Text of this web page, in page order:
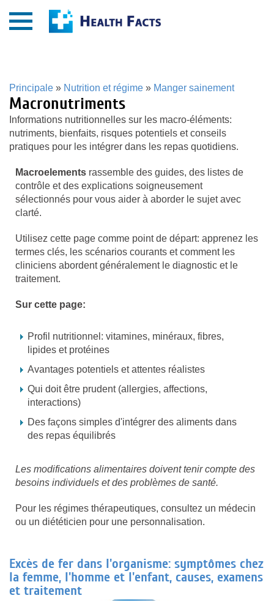
Principale » Nutrition et régime » Manger sainement
Macronutriments
Informations nutritionnelles sur les macro-éléments:
nutriments, bienfaits, risques potentiels et conseils
pratiques pour les intégrer dans les repas quotidiens.
Macroelements rassemble des guides, des listes de
contrôle et des explications soigneusement
sélectionnés pour vous aider à aborder le sujet avec
clarté.
Utilisez cette page comme point de départ: apprenez les
termes clés, les scénarios courants et comment les
cliniciens abordent généralement le diagnostic et le
traitement.
Sur cette page:
Profil nutritionnel: vitamines, minéraux, fibres,
lipides et protéines
Avantages potentiels et attentes réalistes
Qui doit être prudent (allergies, affections,
interactions)
Des façons simples d'intégrer des aliments dans
des repas équilibrés
Les modifications alimentaires doivent tenir compte des
besoins individuels et des problèmes de santé.
Pour les régimes thérapeutiques, consultez un médecin
ou un diététicien pour une personnalisation.
Excès de fer dans l'organisme: symptômes chez
la femme, l'homme et l'enfant, causes, examens
et traitement